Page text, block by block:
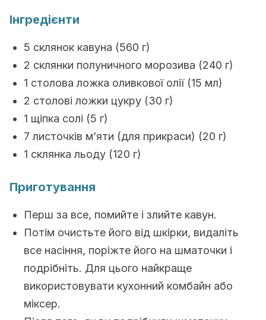
Інгредієнти
5 склянок кавуна (560 г)
2 склянки полуничного морозива (240 г)
1 столова ложка оливкової олії (15 мл)
2 столові ложки цукру (30 г)
1 щіпка солі (5 г)
7 листочків м’яти (для прикраси) (20 г)
1 склянка льоду (120 г)
Приготування
Перш за все, помийте і злийте кавун.
Потім очистьте його від шкірки, видаліть
все насіння, поріжте його на шматочки і
подрібніть. Для цього найкраще
використовувати кухонний комбайн або
міксер.